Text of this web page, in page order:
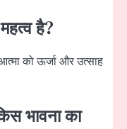
है?
को ऊर्जा और उत्साह
भावना का